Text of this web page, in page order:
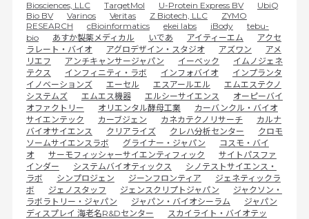
Biosciences, LLC
TargetMol U-Protein Express BV
UbiQ
Bio BV
Varinos Veritas Z Biotech, LLC
ZYMO
RESEARCH
cBioinformatics ekei labs iBody
tebu-
bio
あすか製薬メディカル いであ アイティーエム
アクセ
ラレート・バイオ
アグロデザイン・スタジオ アズワン
アメ
リエフ
アンチキャンサージャパン イーベック
イムノジェネ
テクス
インフィニティ・ラボ インフォバイオ
インプランタ
イノベーションズ
エーセル エスアールエル
エムエステクノ
システムズ
エムエス機器 エルシーサイエンス
オーピーバイ
オファクトリー
オリエンタル酵母工業
カーバンクル・バイオ
サイエンテック
カーブジェン カネカテクノリサーチ
カルナ
バイオサイエンス
クリアライズ クレハ分析センター
クロモ
ソームサイエンスラボ
グライナー・ジャパン
コスモ・バイ
オ
サーモフィッシャーサイエンティフィック
サイトパスファ
インダー
システムバイオティックス
シノテストサイエンス・
ラボ
シンプロジェン ジーンフロンティア
ジェネティックラ
ボ
ジェノスタッフ ジェンスクリプトジャパン
ジャクソン・
ラボラトリー・ジャパン
ジャパン・バイオシーラム
ジャパン
ディスプレイ 海老名R&Dセンター
スカイライト・バイオテッ